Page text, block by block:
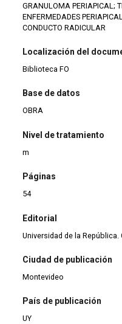
GRANULOMA PERIAPICAL;
ENFERMEDADES
CONDUCTO RADICULAR
Localización del
Biblioteca FO
Base de datos
OBRA
Nivel de tratamiento
m
Páginas
54
Editorial
Universidad de la República.
Ciudad de publicación
Montevideo
País de publicación
UY